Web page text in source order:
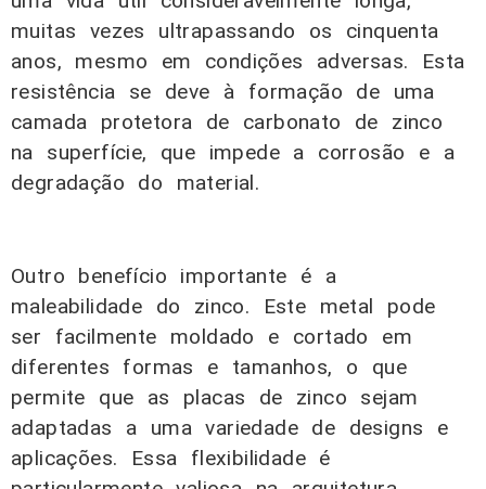
muitas vezes ultrapassando os cinquenta
anos, mesmo em condições adversas. Esta
resistência se deve à formação de uma
camada protetora de carbonato de zinco
na superfície, que impede a corrosão e a
degradação do material.
Outro benefício importante é a
maleabilidade do zinco. Este metal pode
ser facilmente moldado e cortado em
diferentes formas e tamanhos, o que
permite que as placas de zinco sejam
adaptadas a uma variedade de designs e
aplicações. Essa flexibilidade é